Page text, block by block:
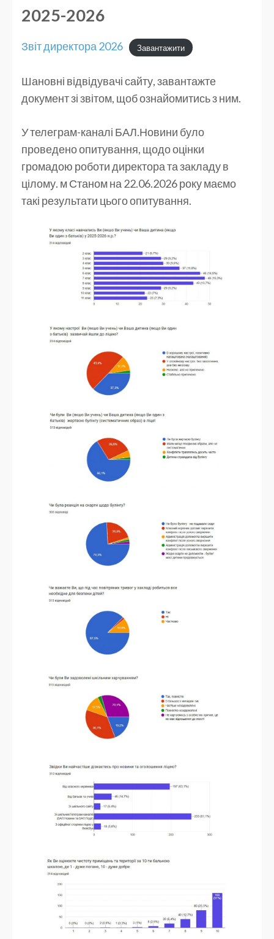
2025-2026
Звіт директора 2026 Завантажити
Шановні відвідувачі сайту, завантажте
документ зі звітом, щоб ознайомитись з ним.
У телеграм-каналі БАЛ.Новини було
проведено опитування, щодо оцінки
громадою роботи директора та закладу в
цілому. м Станом на 22.06.2026 року маємо
такі результати цього опитування.